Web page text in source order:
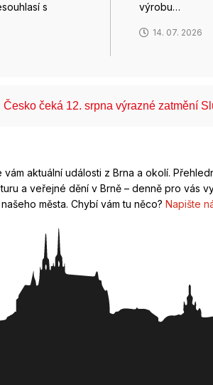
s
výrobu…
14. 07. 2026
Česko čeká 12. srpna výrazné zatmění
vám aktuální události z Brna a okolí.
a veřejné dění v Brně – denně pro vás
města. Chybí vám tu něco? Napište